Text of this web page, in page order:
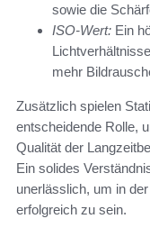
sowie die
ISO-Wert: Ein
mehr
Zusätzlich spielen
entscheidende Rolle,
Qualität der
Ein solides
unerlässlich, um in der
erfolgreich zu sein.